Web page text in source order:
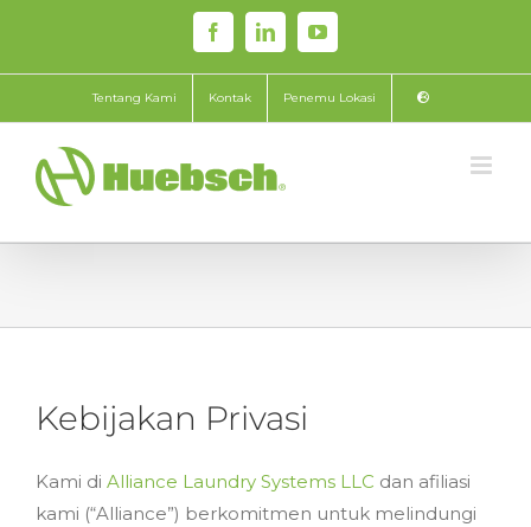
content
FacebookLinkedInYouTube
Tentang Kami Kontak Penemu Lokasi
Kebijakan Privasi
Kami di Alliance Laundry Systems LLC dan afiliasi
kami (“Alliance”) berkomitmen untuk melindungi